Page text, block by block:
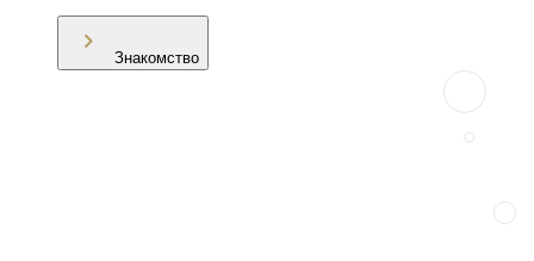
Знакомство